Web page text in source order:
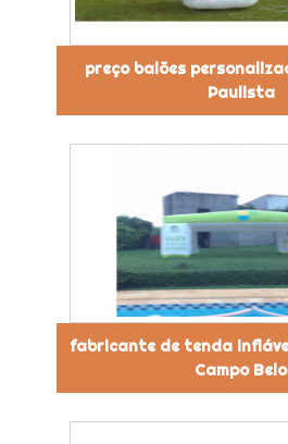
preço balões
Paulista
fabricante de tenda
Campo Belo